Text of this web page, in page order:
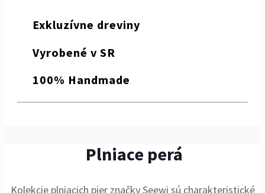
Exkluzívne dreviny
Vyrobené v SR
100% Handmade
Plniace perá
Kolekcie plniacich pier značky Seewi sú charakteristické